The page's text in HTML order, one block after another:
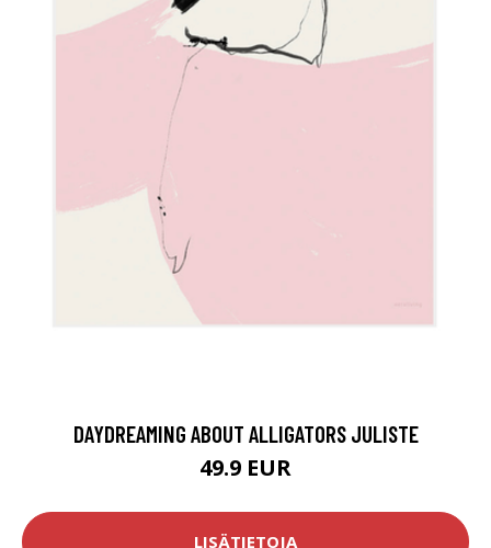
DAYDREAMING ABOUT ALLIGATORS JULISTE
49.9 EUR
LISÄTIETOJA